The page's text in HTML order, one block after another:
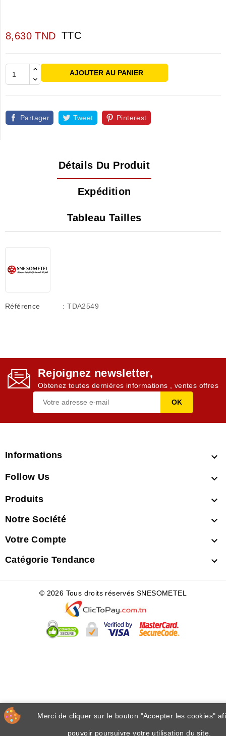
8,630 TND TTC
AJOUTER AU PANIER
Partager Tweet Pinterest
Détails Du Produit
Expédition
Tableau Tailles
Référence : TDA2549
Rejoignez newsletter,
Obtenez toutes dernières informations , ventes offres
Informations 
Follow Us 
Produits 
Notre Société 
Votre Compte 
Catégorie Tendance 
Merci de cliquer sur le bouton "Accepter les cookies"
pouvoir poursuivre votre utilisation du site.
© 2026 Tous droits réservés SNESOMETEL